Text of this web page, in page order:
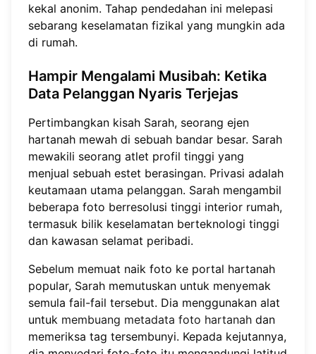
kekal anonim. Tahap pendedahan ini melepasi
sebarang keselamatan fizikal yang mungkin ada
di rumah.
Hampir Mengalami Musibah: Ketika
Data Pelanggan Nyaris Terjejas
Pertimbangkan kisah Sarah, seorang ejen
hartanah mewah di sebuah bandar besar. Sarah
mewakili seorang atlet profil tinggi yang
menjual sebuah estet berasingan. Privasi adalah
keutamaan utama pelanggan. Sarah mengambil
beberapa foto berresolusi tinggi interior rumah,
termasuk bilik keselamatan berteknologi tinggi
dan kawasan selamat peribadi.
Sebelum memuat naik foto ke portal hartanah
popular, Sarah memutuskan untuk menyemak
semula fail-fail tersebut. Dia menggunakan alat
untuk membuang metadata foto hartanah dan
memeriksa tag tersembunyi. Kepada kejutannya,